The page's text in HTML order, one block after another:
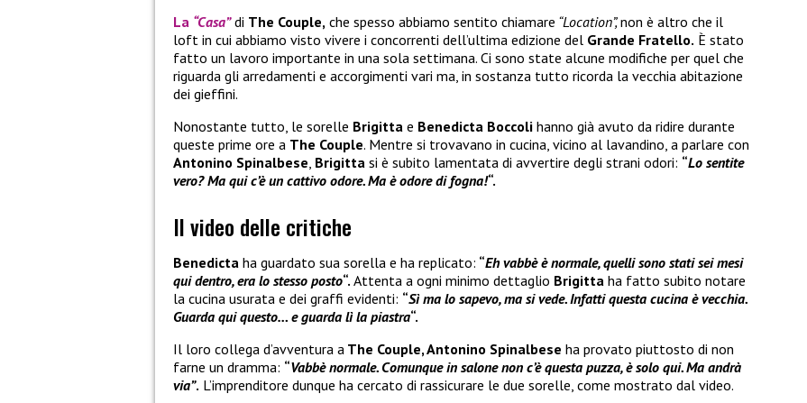
La “Casa” di The Couple, che spesso abbiamo sentito chiamare “Location”,non è altro che il
loft in cui abbiamo visto vivere i concorrenti dell’ultima edizione del Grande Fratello. È stato
fatto un lavoro importante in una sola settimana. Ci sono state alcune modifiche per quel che
riguarda gli arredamenti e accorgimenti vari ma, in sostanza tutto ricorda la vecchia abitazione
dei gieffini.
Nonostante tutto, le sorelle Brigitta e Benedicta Boccoli hanno già avuto da ridire durante
queste prime ore a The Couple. Mentre si trovavano in cucina, vicino al lavandino, a parlare con
Antonino Spinalbese, Brigitta si è subito lamentata di avvertire degli strani odori: “Lo sentite
vero? Ma qui c’è un cattivo odore. Ma è odore di fogna!“.
Il video delle critiche
Benedicta ha guardato sua sorella e ha replicato: “Eh vabbè è normale, quelli sono stati sei mesi
qui dentro, era lo stesso posto“. Attenta a ogni minimo dettaglio Brigitta ha fatto subito notare
la cucina usurata e dei graffi evidenti: “Sì ma lo sapevo, ma si vede. Infatti questa cucina è vecchia.
Guarda qui questo… e guarda lì la piastra“.
Il loro collega d’avventura a The Couple, Antonino Spinalbese ha provato piuttosto di non
farne un dramma: “Vabbè normale. Comunque in salone non c’è questa puzza, è solo qui. Ma andrà
via”. L’imprenditore dunque ha cercato di rassicurare le due sorelle, come mostrato dal video.